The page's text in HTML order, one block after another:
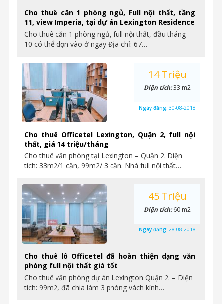
Cho thuê căn 1 phòng ngủ, Full nội thất, tầng
11, view Imperia, tại dự án Lexington Residence
Cho thuê căn 1 phòng ngủ, full nội thất, đầu tháng
10 có thể dọn vào ở ngay Địa chỉ: 67…
Cho thuê Officetel Lexington, Quận 2, full nội
thất, giá 14 triệu/tháng
Cho thuê văn phòng tại Lexington – Quận 2. Diện
tích: 33m2/1 căn, 99m2/ 3 căn. Nhà full nội thất…
14 Triệu
Diện tích:33 m2
Ngày đăng: 30-08-2018
Cho thuê lô Officetel đã hoàn thiện dạng văn
phòng full nội thất giá tốt
Cho thuê văn phòng dự án Lexington Quận 2. – Diện
tích: 99m2, đã chia làm 3 phòng vách kính…
45 Triệu
Diện tích:60 m2
Ngày đăng: 28-08-2018